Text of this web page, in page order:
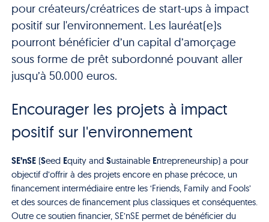
pour créateurs/créatrices de start-ups à impact
positif sur l'environnement. Les lauréat(e)s
pourront bénéficier d’un capital d’amorçage
sous forme de prêt subordonné pouvant aller
jusqu’à 50.000 euros.
Encourager les projets à impact
positif sur l'environnement
SE’nSE(Seed Equity and Sustainable Entrepreneurship) a pour
objectif d’offrir à des projets encore en phase précoce, un
financement intermédiaire entre les ‘Friends, Family and Fools’
et des sources de financement plus classiques et conséquentes.
Outre ce soutien financier, SE’nSE permet de bénéficier du